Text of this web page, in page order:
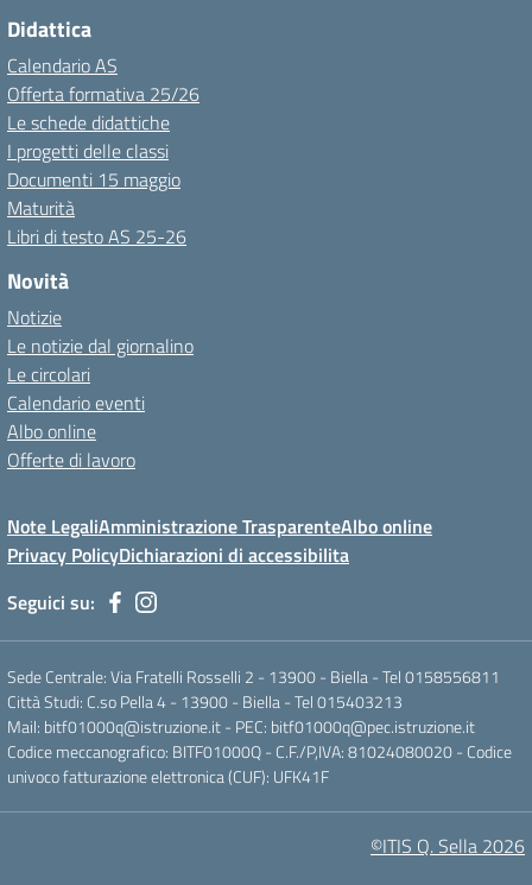
Didattica
Calendario AS
Offerta formativa 25/26
Le schede didattiche
I progetti delle classi
Documenti 15 maggio
Maturità
Libri di testo AS 25-26
Novità
Notizie
Le notizie dal giornalino
Le circolari
Calendario eventi
Albo online
Offerte di lavoro
Note LegaliAmministrazione TrasparenteAlbo online
Privacy PolicyDichiarazioni di accessibilita
Seguici su:
Sede Centrale: Via Fratelli Rosselli 2 - 13900 - Biella - Tel 0158556811
Città Studi: C.so Pella 4 - 13900 - Biella - Tel 015403213
Mail: bitf01000q@istruzione.it- PEC: bitf01000q@pec.istruzione.it
Codice meccanografico: BITF01000Q - C.F./P,IVA: 81024080020 - Codice
univoco fatturazione elettronica (CUF): UFK41F
©ITIS Q. Sella 2026